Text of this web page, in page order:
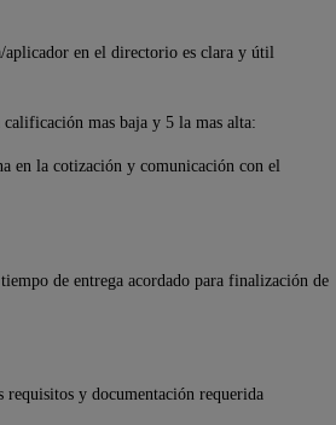
en el directorio es clara y útil
mas baja y 5 la mas alta:
en la cotización y comunicación con el
de entrega acordado para finalización de
y documentación requerida